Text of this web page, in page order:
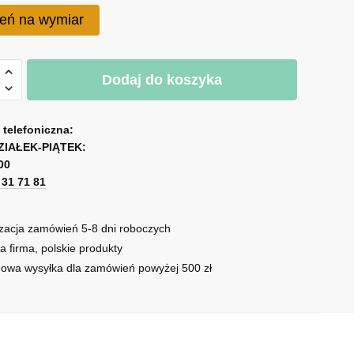
na wymiar
Dodaj do koszyka
PIĄTEK:
71 81
zamówień 5-8 dni roboczych
firma, polskie produkty
wysyłka dla zamówień powyżej 500 zł